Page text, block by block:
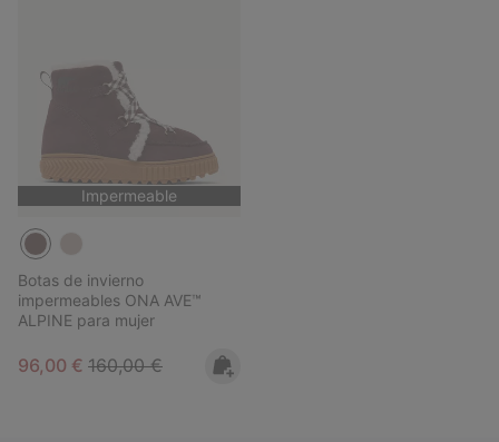
Impermeable
Botas de invierno
impermeables ONA AVE™
ALPINE para mujer
Sale price:
96,00 € Regular price:
160,00 €